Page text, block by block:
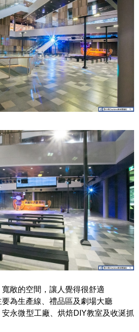
敞的空間，讓人覺得很舒適
為生產線、禮品區及劇場大廳
永微型工廠、烘焙DIY教室及收涎抓